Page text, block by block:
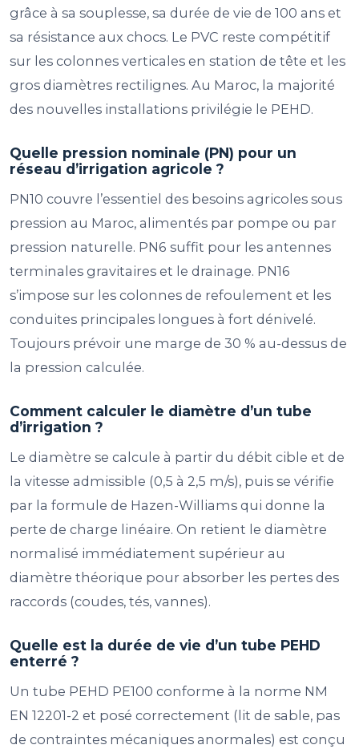
grâce à sa souplesse, sa durée de vie de 100 ans et
sa résistance aux chocs. Le PVC reste compétitif
sur les colonnes verticales en station de tête et les
gros diamètres rectilignes. Au Maroc, la majorité
des nouvelles installations privilégie le PEHD.
Quelle pression nominale (PN) pour un
réseau d’irrigation agricole ?
PN10 couvre l’essentiel des besoins agricoles sous
pression au Maroc, alimentés par pompe ou par
pression naturelle. PN6 suffit pour les antennes
terminales gravitaires et le drainage. PN16
s’impose sur les colonnes de refoulement et les
conduites principales longues à fort dénivelé.
Toujours prévoir une marge de 30 % au-dessus de
la pression calculée.
Comment calculer le diamètre d’un tube
d’irrigation ?
Le diamètre se calcule à partir du débit cible et de
la vitesse admissible (0,5 à 2,5 m/s), puis se vérifie
par la formule de Hazen-Williams qui donne la
perte de charge linéaire. On retient le diamètre
normalisé immédiatement supérieur au
diamètre théorique pour absorber les pertes des
raccords (coudes, tés, vannes).
Quelle est la durée de vie d’un tube PEHD
enterré ?
Un tube PEHD PE100 conforme à la norme NM
EN 12201-2 et posé correctement (lit de sable, pas
de contraintes mécaniques anormales) est conçu